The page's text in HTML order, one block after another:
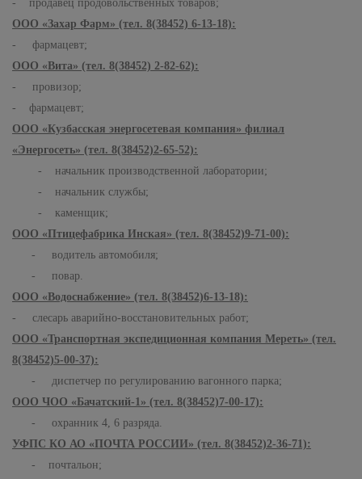
- продавец продовольственных товаров;
ООО «Захар Фарм» (тел. 8(38452) 6-13-18):
- фармацевт;
ООО «Вита» (тел. 8(38452) 2-82-62):
- провизор;
- фармацевт;
ООО «Кузбасская энергосетевая компания» филиал
«Энергосеть» (тел. 8(38452)2-65-52):
- начальник производственной лаборатории;
- начальник службы;
- каменщик;
ООО «Птицефабрика Инская» (тел. 8(38452)9-71-00):
- водитель автомобиля;
- повар.
ООО «Водоснабжение» (тел. 8(38452)6-13-18):
- слесарь аварийно-восстановительных работ;
ООО «Транспортная экспедиционная компания Мереть» (тел.
8(38452)5-00-37):
- диспетчер по регулированию вагонного парка;
ООО ЧОО «Бачатский-1» (тел. 8(38452)7-00-17):
- охранник 4, 6 разряда.
УФПС КО АО «ПОЧТА РОССИИ» (тел. 8(38452)2-36-71):
- почтальон;